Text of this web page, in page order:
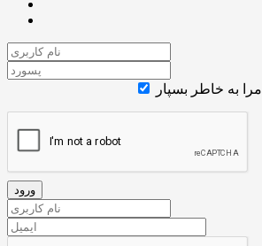
مرا به خاطر بسپار